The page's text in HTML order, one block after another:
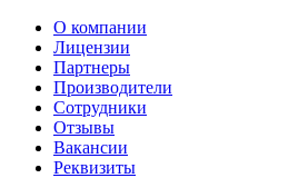
О компании
Лицензии
Партнеры
Производители
Сотрудники
Отзывы
Вакансии
Реквизиты